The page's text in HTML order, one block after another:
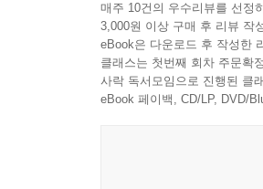
매주 10건의 우수리뷰를 선정
3,000원 이상 구매 후 리뷰 작
eBook은 다운로드 후 작성한
클래스는 첫번째 회차 주문확
사락 독서모임으로 진행된 클
eBook 페이백, CD/LP, DVD/